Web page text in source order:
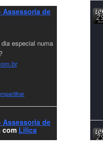
Assessoria de
especial numa
Assessoria de
com Lilica